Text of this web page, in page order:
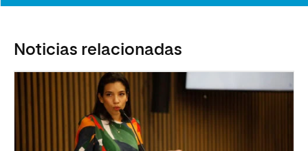
Noticias relacionadas